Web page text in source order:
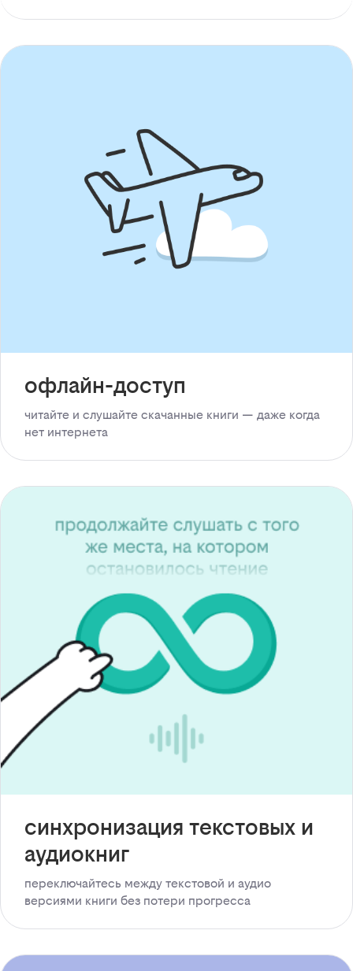
офлайн-доступ
читайте и слушайте скачанные книги — даже когда
нет интернета
синхронизация текстовых и
аудиокниг
переключайтесь между текстовой и аудио
версиями книги без потери прогресса